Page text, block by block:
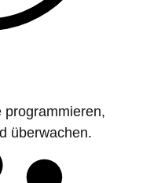
programmieren,
überwachen.